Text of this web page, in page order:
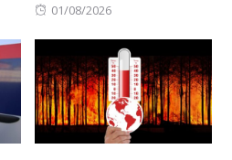
Posted
01/08/2026